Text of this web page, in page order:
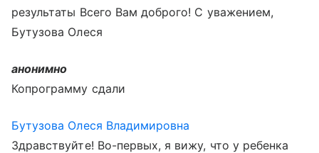
результаты Всего Вам доброго! С уважением,
Бутузова Олеся
анонимно
Копрограмму сдали
Бутузова Олеся Владимировна
Здравствуйте! Во-первых, я вижу, что у ребенка